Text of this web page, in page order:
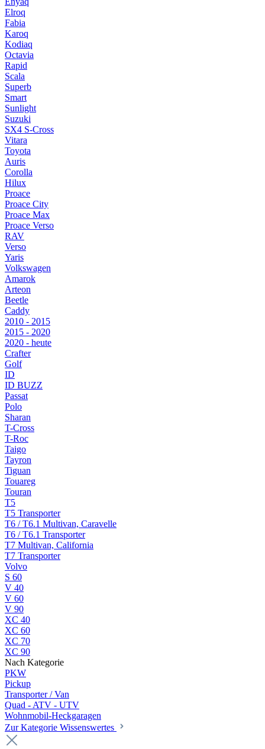
Elroq
Fabia
Karoq
Kodiaq
Octavia
Rapid
Scala
Superb
Smart
Sunlight
Suzuki
SX4 S-Cross
Vitara
Toyota
Auris
Corolla
Hilux
Proace
Proace City
Proace Max
Proace Verso
RAV
Verso
Yaris
Volkswagen
Amarok
Arteon
Beetle
Caddy
2010 - 2015
2015 - 2020
2020 - heute
Crafter
Golf
ID
ID BUZZ
Passat
Polo
Sharan
T-Cross
T-Roc
Taigo
Tayron
Tiguan
Touareg
Touran
T5
T5 Transporter
T6 / T6.1 Multivan, Caravelle
T6 / T6.1 Transporter
T7 Multivan, California
T7 Transporter
Volvo
S 60
V 40
V 60
V 90
XC 40
XC 60
XC 70
XC 90
Nach Kategorie
PKW
Pickup
Transporter / Van
Quad - ATV - UTV
Wohnmobil-Heckgaragen
Zur Kategorie Wissenswertes